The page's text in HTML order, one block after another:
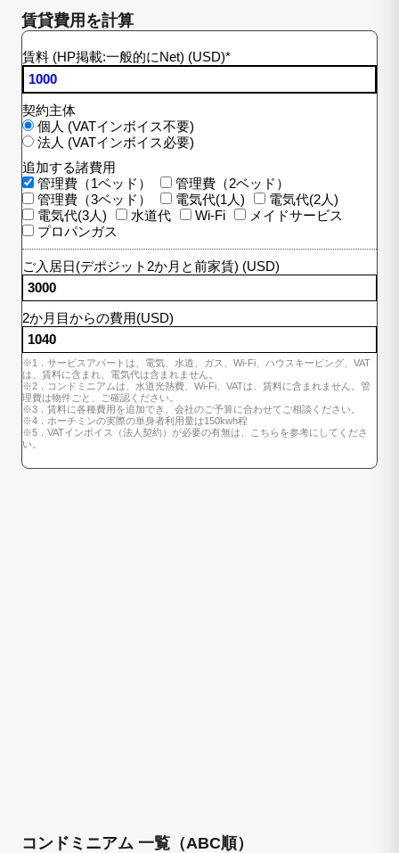
賃貸費用を計算
賃料 (HP掲載:一般的にNet) (USD)*
契約主体
個人 (VATインボイス不要)
法人 (VATインボイス必要)
追加する諸費用
管理費（1ベッド）
管理費（2ベッド）
管理費（3ベッド）
電気代(1人)
電気代(2人)
電気代(3人)
水道代 Wi-Fi
メイドサービス
プロパンガス
ご入居日(デポジット2か月と前家賃) (USD)
2か月目からの費用(USD)
※1．サービスアパートは、電気、水道、ガス、Wi-Fi、ハウスキーピング、VAT
は、賃料に含まれ、電気代は含まれません。
※2．コンドミニアムは、水道光熱費、Wi-Fi、VATは、賃料に含まれません。管
理費は物件ごと、ご確認ください。
※3．賃料に各種費用を追加でき、会社のご予算に合わせてご相談ください。
※4．ホーチミンの実際の単身者利用量は150kwh程
※5．VATインボイス（法人契約）が必要の有無は、こちらを参考にしてくださ
い。
コンドミニアム 一覧（ABC順）